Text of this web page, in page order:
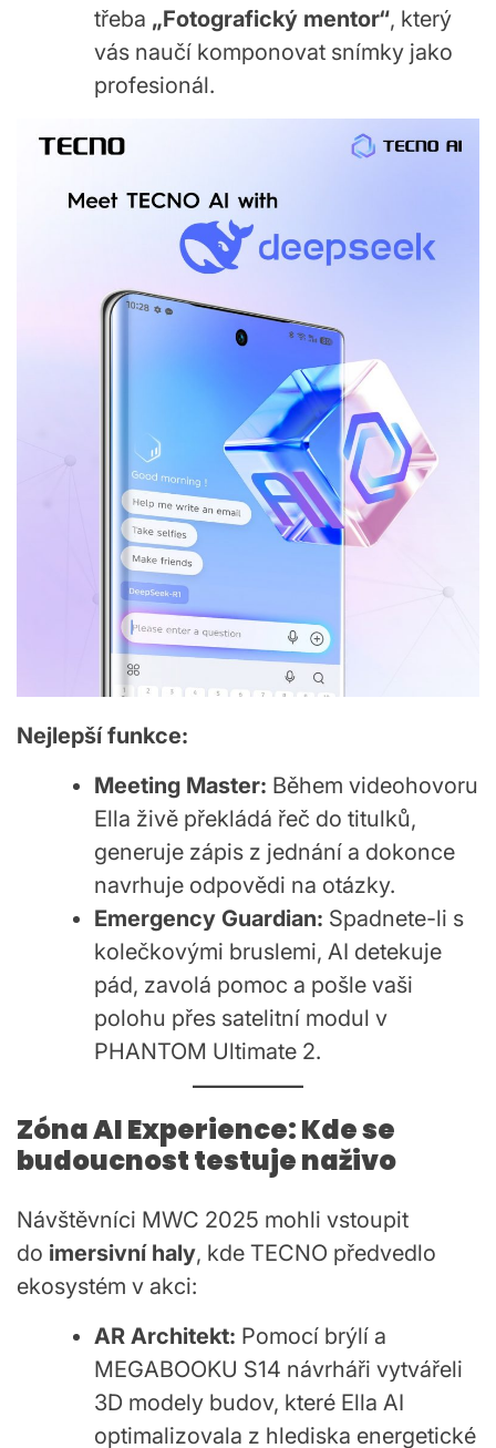
třeba „Fotografický mentor“, který
vás naučí komponovat snímky jako
profesionál.
Nejlepší funkce:
Meeting Master: Během videohovoru
Ella živě překládá řeč do titulků,
generuje zápis z jednání a dokonce
navrhuje odpovědi na otázky.
Emergency Guardian: Spadnete-li s
kolečkovými bruslemi, AI detekuje
pád, zavolá pomoc a pošle vaši
polohu přes satelitní modul v
PHANTOM Ultimate 2.
Zóna AI Experience: Kde se
budoucnost testuje naživo
Návštěvníci MWC 2025 mohli vstoupit
do imersivní haly, kde TECNO předvedlo
ekosystém v akci:
AR Architekt: Pomocí brýlí a
MEGABOOKU S14 návrháři vytvářeli
3D modely budov, které Ella AI
optimalizovala z hlediska energetické